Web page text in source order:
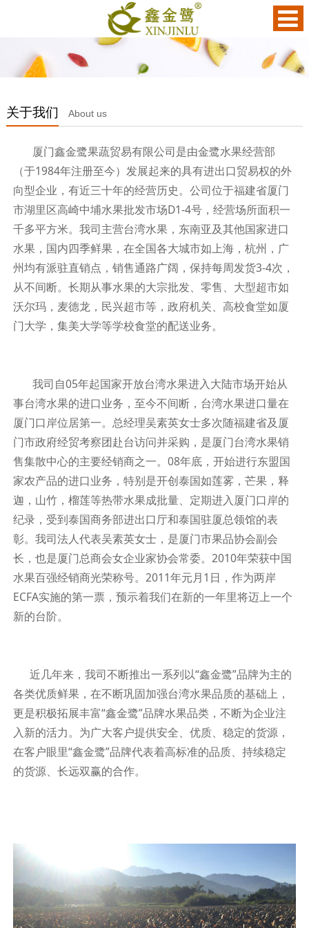
关于我们 About us
厦门鑫金鹭果蔬贸易有限公司是由金鹭水果经营部
（于1984年注册至今）发展起来的具有进出口贸易权的外
向型企业，有近三十年的经营历史。公司位于福建省厦门
市湖里区高崎中埔水果批发市场D1-4号，经营场所面积一
千多平方米。我司主营台湾水果，东南亚及其他国家进口
水果，国内四季鲜果，在全国各大城市如上海，杭州，广
州均有派驻直销点，销售通路广阔，保持每周发货3-4次，
从不间断。长期从事水果的大宗批发、零售、大型超市如
沃尔玛，麦德龙，民兴超市等，政府机关、高校食堂如厦
门大学，集美大学等学校食堂的配送业务。
我司自05年起国家开放台湾水果进入大陆市场开始从
事台湾水果的进口业务，至今不间断，台湾水果进口量在
厦门口岸位居第一。总经理吴素英女士多次随福建省及厦
门市政府经贸考察团赴台访问并采购，是厦门台湾水果销
售集散中心的主要经销商之一。08年底，开始进行东盟国
家农产品的进口业务，特别是开创泰国如莲雾，芒果，释
迦，山竹，榴莲等热带水果成批量、定期进入厦门口岸的
纪录，受到泰国商务部进出口厅和泰国驻厦总领馆的表
彰。我司法人代表吴素英女士，是厦门市果品协会副会
长，也是厦门总商会女企业家协会常委。2010年荣获中国
水果百强经销商光荣称号。2011年元月1日，作为两岸
ECFA实施的第一票，预示着我们在新的一年里将迈上一个
新的台阶。
近几年来，我司不断推出一系列以“鑫金鹭”品牌为主的
各类优质鲜果，在不断巩固加强台湾水果品质的基础上，
更是积极拓展丰富“鑫金鹭”品牌水果品类，不断为企业注
入新的活力。为广大客户提供安全、优质、稳定的货源，
在客户眼里“鑫金鹭”品牌代表着高标准的品质、持续稳定
的货源、长远双赢的合作。